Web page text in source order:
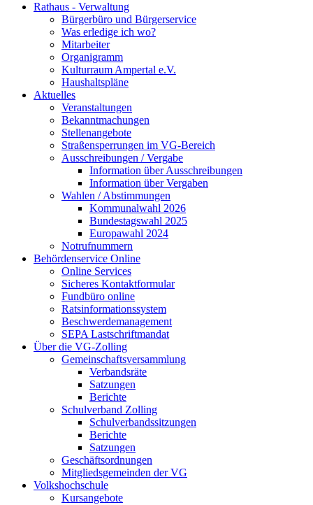
Rathaus - Verwaltung
Bürgerbüro und Bürgerservice
Was erledige ich wo?
Mitarbeiter
Organigramm
Kulturraum Ampertal e.V.
Haushaltspläne
Aktuelles
Veranstaltungen
Bekanntmachungen
Stellenangebote
Straßensperrungen im VG-Bereich
Ausschreibungen / Vergabe
Information über Ausschreibungen
Information über Vergaben
Wahlen / Abstimmungen
Kommunalwahl 2026
Bundestagswahl 2025
Europawahl 2024
Notrufnummern
Behördenservice Online
Online Services
Sicheres Kontaktformular
Fundbüro online
Ratsinformationssystem
Beschwerdemanagement
SEPA Lastschriftmandat
Über die VG-Zolling
Gemeinschaftsversammlung
Verbandsräte
Satzungen
Berichte
Schulverband Zolling
Schulverbandssitzungen
Berichte
Satzungen
Geschäftsordnungen
Mitgliedsgemeinden der VG
Volkshochschule
Kursangebote